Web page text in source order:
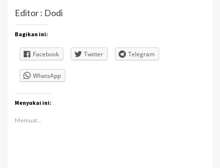
Editor : Dodi
Bagikan ini:
Facebook Twitter Telegram
WhatsApp
Menyukai ini:
Memuat...